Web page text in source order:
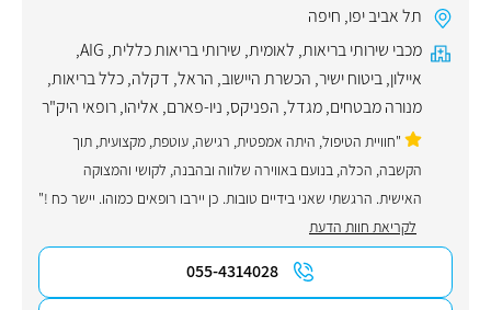
תל אביב יפו, חיפה
מכבי שירותי בריאות, לאומית, שירותי בריאות כללית,
AIG
,
איילון,ביטוח ישיר, הכשרת היישוב, הראל, דקלה,כלל בריאות,
מנורה מבטחים,מגדל, הפניקס, ניו-פארם, אליהו,רופאי היק"ר
"חוויית הטיפול, היתה אמפטית, רגישה, עוטפת, מקצועית, תוך
הקשבה, הכלה, בנועם באווירה שלווה ובהבנה, לקושי והמצוקה
האישית. הרגשתי שאני בידיים טובות. כן יירבו רופאים כמוהו. יישר כח !"
לקריאת חוות הדעת
055-4314028